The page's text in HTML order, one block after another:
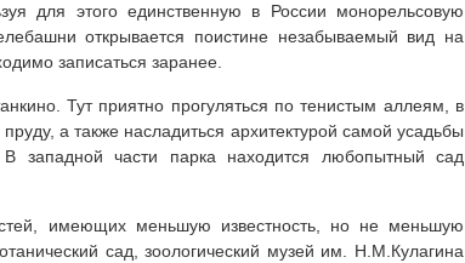
для этого единственную в России монорельсовую
открывается поистине незабываемый вид на
записаться заранее.
Тут приятно прогуляться по тенистым аллеям, в
а также насладиться архитектурой самой усадьбы
западной части парка находится любопытный сад
имеющих меньшую известность, но не меньшую
сад, зоологический музей им. Н.М.Кулагина